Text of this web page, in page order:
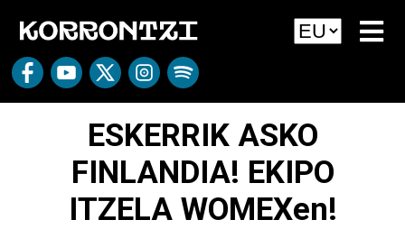
ESKERRIK ASKO
FINLANDIA! EKIPO
ITZELA WOMEXen!